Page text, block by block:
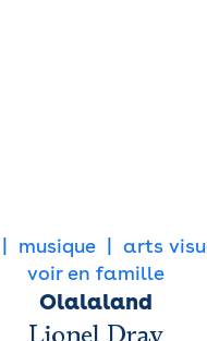
musique arts
voir en famille
Olalaland